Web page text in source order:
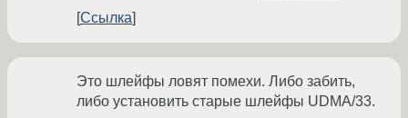
Ссылка
Это шлейфы ловят помехи. Либо забить,
либо установить старые шлейфы UDMA/33.